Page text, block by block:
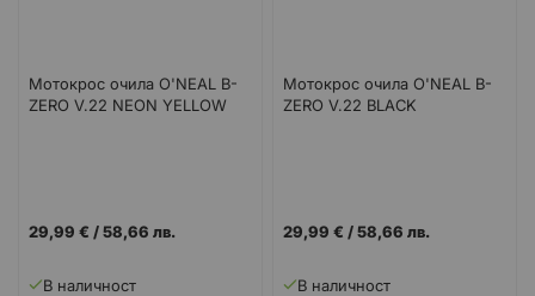
Мотокрос очила O'NEAL B-
ZERO V.22 NEON YELLOW
29,99 € /58,66 лв.
В наличност
Мотокрос очила O'NEAL B-
ZERO V.22 BLACK
29,99 € /58,66 лв.
В наличност